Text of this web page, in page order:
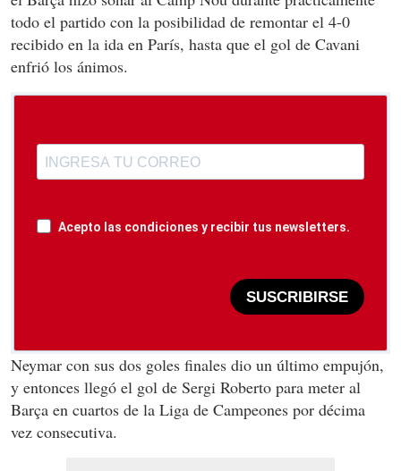
todo el partido con la posibilidad de remontar el 4-0
recibido en la ida en París, hasta que el gol de Cavani
enfrió los ánimos.
Acepto las condiciones y recibir tus newsletters.
SUSCRIBIRSE
Neymar con sus dos goles finales dio un último empujón,
y entonces llegó el gol de Sergi Roberto para meter al
Barça en cuartos de la Liga de Campeones por décima
vez consecutiva.